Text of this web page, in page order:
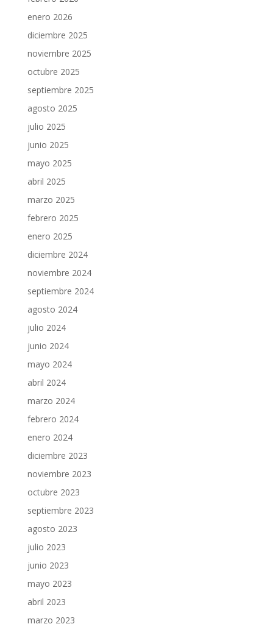
enero 2026
diciembre 2025
noviembre 2025
octubre 2025
septiembre 2025
agosto 2025
julio 2025
junio 2025
mayo 2025
abril 2025
marzo 2025
febrero 2025
enero 2025
diciembre 2024
noviembre 2024
septiembre 2024
agosto 2024
julio 2024
junio 2024
mayo 2024
abril 2024
marzo 2024
febrero 2024
enero 2024
diciembre 2023
noviembre 2023
octubre 2023
septiembre 2023
agosto 2023
julio 2023
junio 2023
mayo 2023
abril 2023
marzo 2023